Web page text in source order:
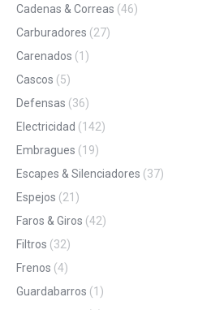
Cadenas & Correas (46)
Carburadores (27)
Carenados (1)
Cascos (5)
Defensas (36)
Electricidad (142)
Embragues (19)
Escapes & Silenciadores (37)
Espejos (21)
Faros & Giros (42)
Filtros (32)
Frenos (4)
Guardabarros (1)